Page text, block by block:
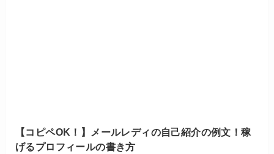
【コピペOK！】メールレディの自己紹介の例文！稼
げるプロフィールの書き方